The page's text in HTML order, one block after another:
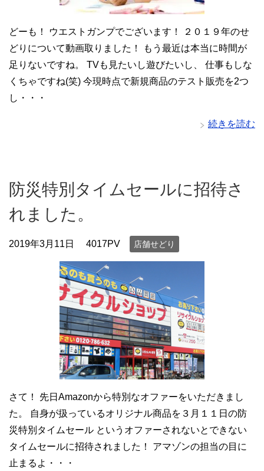
どーも！ ウエストガンプでございます！ ２０１９年のせ
どりについて動画取りました！ もう最近は本当に時間が
足りないですね。 TVも見たいし遊びたいし、 仕事もしな
くちゃですね(笑) 今現時点で新規商品のテスト販売を2つ
し・・・
続きを読む
防災特別タイムセールに招待さ
れました。
2019年3月11日 4017PV 店舗せどり
さて！ 先日Amazonから特別なオファーをいただきまし
た。 自身が扱っているオリジナル商品を３月１１日の防
災特別タイムセール というオファーされないとできない
タイムセールに招待されました！ アマゾンの担当の目に
止まるよ・・・